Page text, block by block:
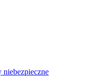
niebezpieczne